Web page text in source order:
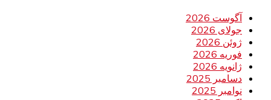
آگوست 2026
جولای 2026
ژوئن 2026
فوریه 2026
ژانویه 2026
دسامبر 2025
نوامبر 2025